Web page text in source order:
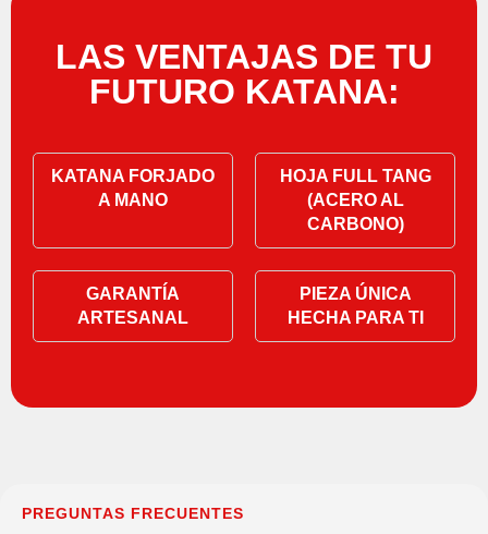
LAS VENTAJAS DE TU
FUTURO KATANA:
KATANA FORJADO
A MANO
HOJA FULL TANG
(ACERO AL
CARBONO)
GARANTÍA
ARTESANAL
PIEZA ÚNICA
HECHA PARA TI
PREGUNTAS FRECUENTES